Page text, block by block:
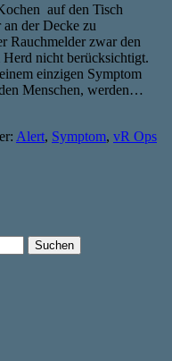
auf den Tisch
der Decke zu
Rauchmelder zwar den
nicht berücksichtigt.
einzigen Symptom
Menschen, werden…
Alert, Symptom, vR Ops